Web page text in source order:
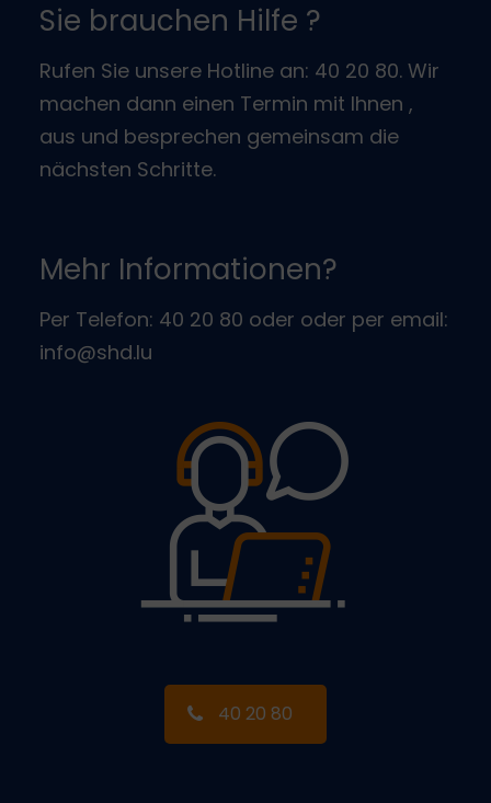
Sie brauchen Hilfe ?
Rufen Sie unsere Hotline an: 40 20 80. Wir
machen dann einen Termin mit Ihnen ,
aus und besprechen gemeinsam die
nächsten Schritte.
Mehr Informationen?
Per Telefon: 40 20 80 oder oder per email:
info@shd.lu
40 20 80